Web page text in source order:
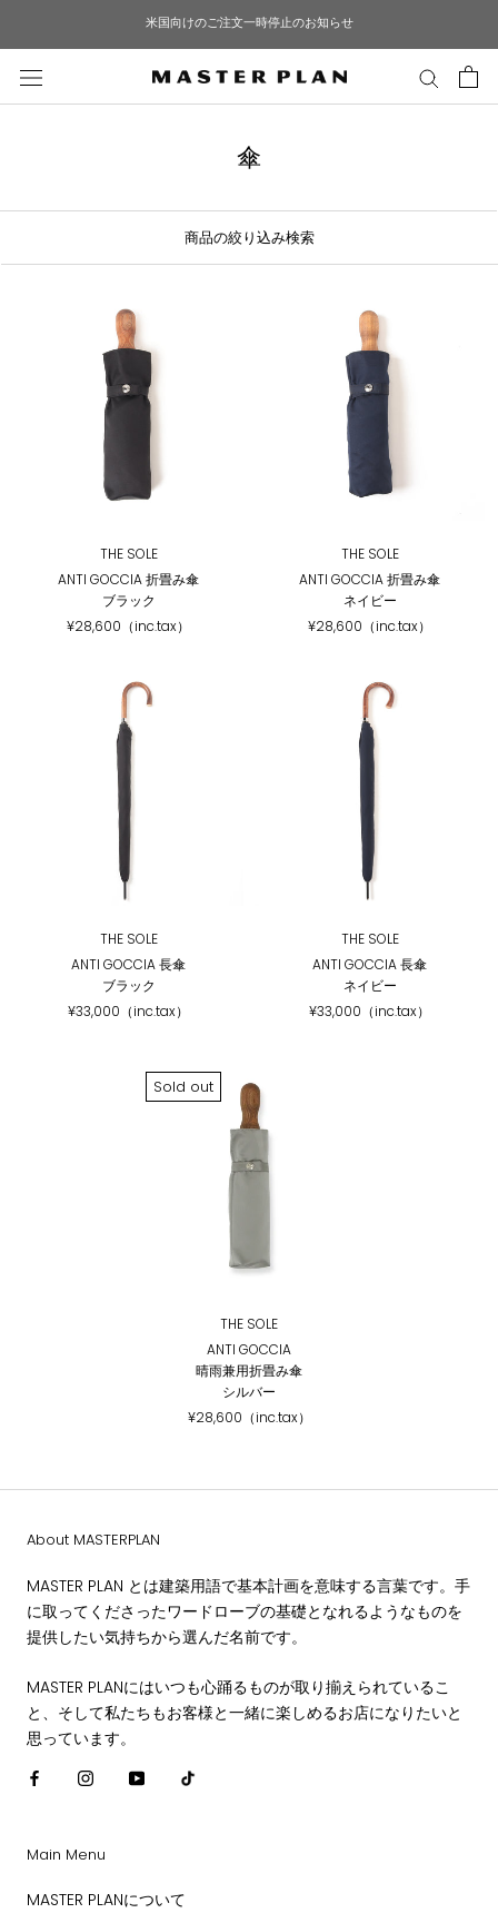
テ
ツ
米国向けのご注文一時停止のお知らせ
傘
商品の絞り込み検索
THE SOLE
ANTI GOCCIA 折畳み傘
ブラック
¥28,600（inc.tax）
THE SOLE
ANTI GOCCIA 折畳み傘
ネイビー
¥28,600（inc.tax）
THE SOLE
ANTI GOCCIA 長傘
ブラック
¥33,000（inc.tax）
THE SOLE
ANTI GOCCIA 長傘
ネイビー
¥33,000（inc.tax）
Sold out
THE SOLE
ANTI GOCCIA
晴雨兼用折畳み傘
シルバー
¥28,600（inc.tax）
About MASTERPLAN
MASTER PLAN とは建築用語で基本計画を意味する言葉です。手
に取ってくださったワードローブの基礎となれるようなものを
提供したい気持ちから選んだ名前です。
MASTER PLANにはいつも心踊るものが取り揃えられているこ
と、そして私たちもお客様と一緒に楽しめるお店になりたいと
思っています。
Main Menu
MASTER PLANについて